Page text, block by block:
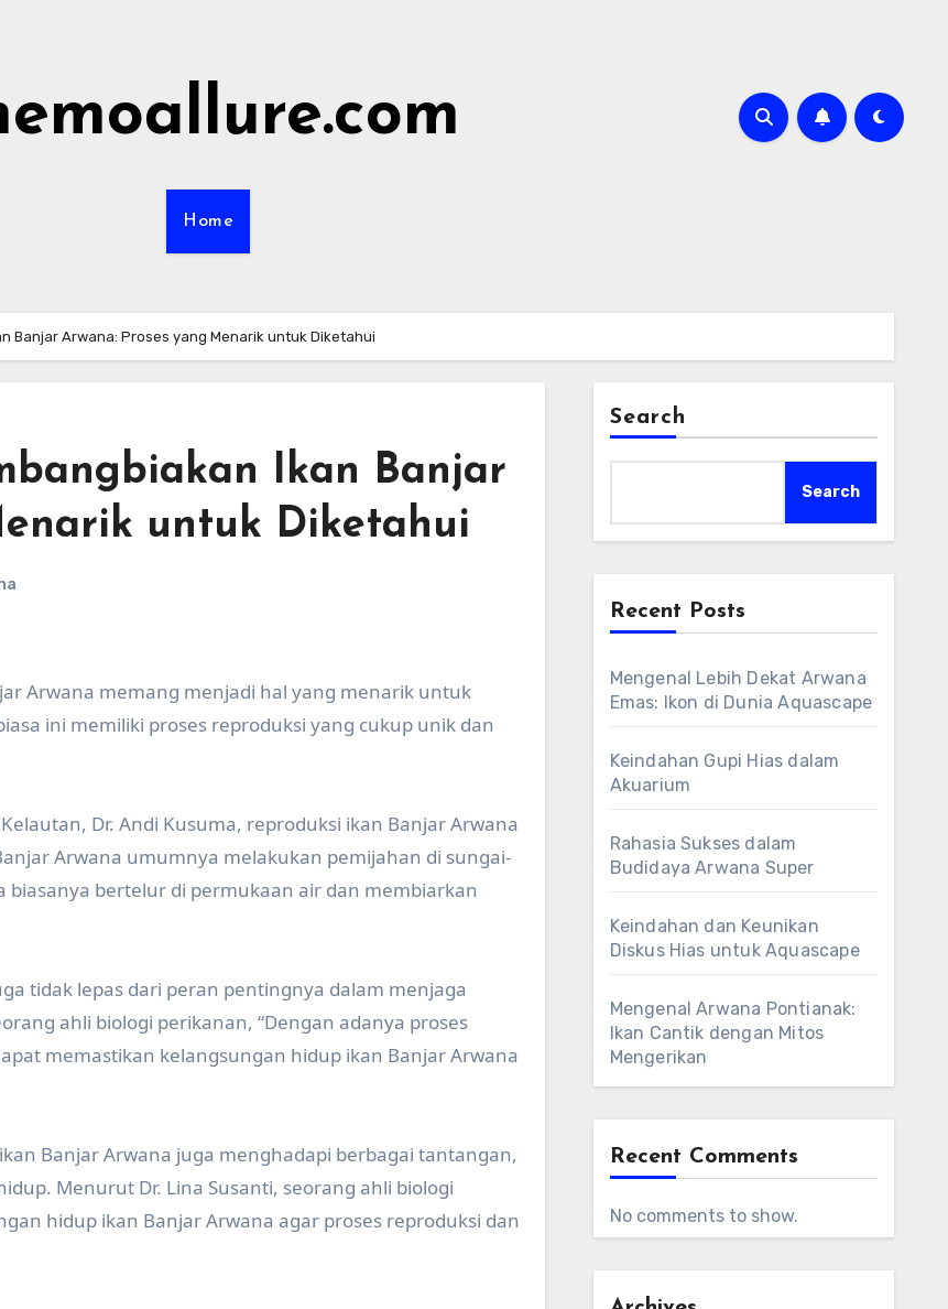
Home
Banjar Arwana: Proses yang Menarik untuk Diketahui
Ikan Banjar
untuk Diketahui
Arwana memang menjadi hal yang menarik untuk
ini memiliki proses reproduksi yang cukup unik dan
Dr. Andi Kusuma, reproduksi ikan Banjar Arwana
Arwana umumnya melakukan pemijahan di sungai-
bertelur di permukaan air dan membiarkan
tidak lepas dari peran pentingnya dalam menjaga
ahli biologi perikanan, “Dengan adanya proses
memastikan kelangsungan hidup ikan Banjar Arwana
Banjar Arwana juga menghadapi berbagai tantangan,
Menurut Dr. Lina Susanti, seorang ahli biologi
hidup ikan Banjar Arwana agar proses reproduksi dan
Search
Search
Recent Posts
Mengenal Lebih Dekat Arwana
Emas: Ikon di Dunia Aquascape
Keindahan Gupi Hias dalam
Akuarium
Rahasia Sukses dalam
Budidaya Arwana Super
Keindahan dan Keunikan
Diskus Hias untuk Aquascape
Mengenal Arwana Pontianak:
Ikan Cantik dengan Mitos
Mengerikan
Recent Comments
No comments to show.